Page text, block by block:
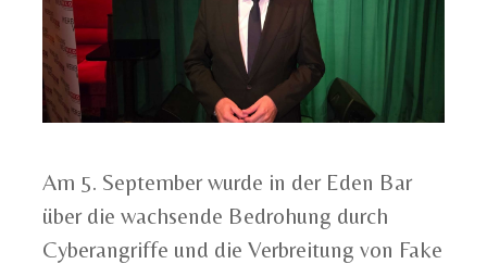
Am 5. September wurde in der Eden Bar
über die wachsende Bedrohung durch
Cyberangriffe und die Verbreitung von Fake